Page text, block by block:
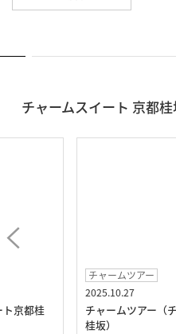
チャームスイート 京都
京都桂
チャームツアー
2025.10.27
チャームツアー（
桂坂）